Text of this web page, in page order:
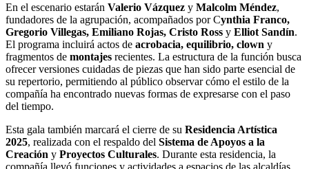
En el escenario estarán Valerio Vázquez y Malcolm Méndez,
fundadores de la agrupación, acompañados por Cynthia Franco,
Gregorio Villegas, Emiliano Rojas, Cristo Ross y Elliot Sandín.
El programa incluirá actos de acrobacia, equilibrio, clown y
fragmentos de montajes recientes. La estructura de la función busca
ofrecer versiones cuidadas de piezas que han sido parte esencial de
su repertorio, permitiendo al público observar cómo el estilo de la
compañía ha encontrado nuevas formas de expresarse con el paso
del tiempo.
Esta gala también marcará el cierre de su Residencia Artística
2025, realizada con el respaldo del Sistema de Apoyos a la
Creación y Proyectos Culturales. Durante esta residencia, la
compañía llevó funciones y actividades a espacios de las alcaldías